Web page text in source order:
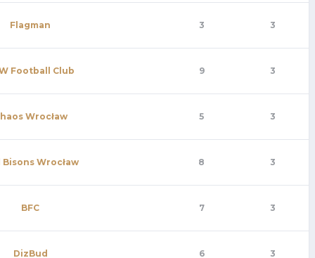
Flagman 3 3
Football Club 9 3
Wrocław 5 3
Bisons Wrocław 8 3
BFC 7 3
DizBud 6 3